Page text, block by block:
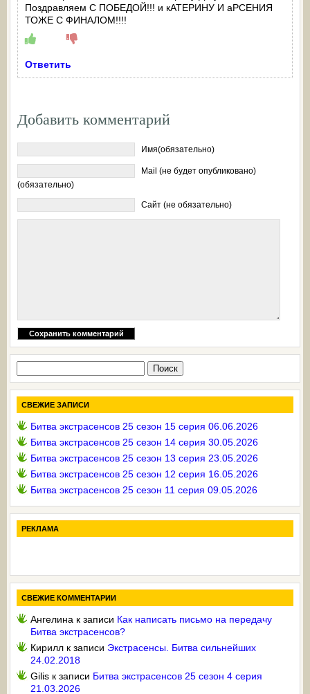
Поздравляем С ПОБЕДОЙ!!! и кАТЕРИНУ И аРСЕНИЯ
ТОЖЕ С ФИНАЛОМ!!!!
Ответить
Добавить комментарий
Имя(обязательно)
Mail (не будет опубликовано)
(обязательно)
Сайт (не обязательно)
СВЕЖИЕ ЗАПИСИ
Битва экстрасенсов 25 сезон 15 серия 06.06.2026
Битва экстрасенсов 25 сезон 14 серия 30.05.2026
Битва экстрасенсов 25 сезон 13 серия 23.05.2026
Битва экстрасенсов 25 сезон 12 серия 16.05.2026
Битва экстрасенсов 25 сезон 11 серия 09.05.2026
РЕКЛАМА
СВЕЖИЕ КОММЕНТАРИИ
Ангелина к записи Как написать письмо на передачу
Битва экстрасенсов?
Кирилл к записи Экстрасенсы. Битва сильнейших
24.02.2018
Gilis к записи Битва экстрасенсов 25 сезон 4 серия
21.03.2026